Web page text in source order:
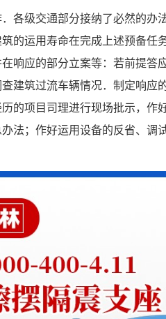
各级交通部分接纳了必然的办
的运用寿命在完成上述预备任
响应的部分立案等：若前提答
建筑过流车辆情况．制定响应
的项目司理进行现场批示，作
办法；作好运用设备的反省、调